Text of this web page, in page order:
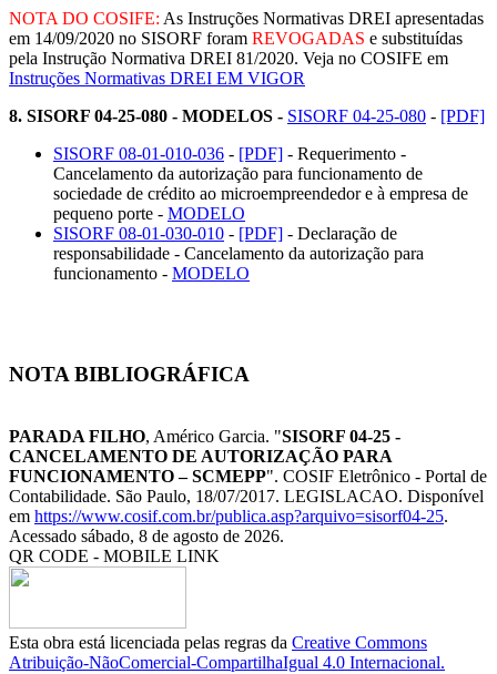
NOTA DO COSIFE: As Instruções Normativas DREI apresentadas
em 14/09/2020 no SISORF foram REVOGADAS e substituídas
pela Instrução Normativa DREI 81/2020. Veja no COSIFE em
Instruções Normativas DREI EM VIGOR
8. SISORF 04-25-080 - MODELOS - SISORF 04-25-080 - [PDF]
SISORF 08-01-010-036 - [PDF] - Requerimento -
Cancelamento da autorização para funcionamento de
sociedade de crédito ao microempreendedor e à empresa de
pequeno porte - MODELO
SISORF 08-01-030-010 - [PDF] - Declaração de
responsabilidade - Cancelamento da autorização para
funcionamento - MODELO
NOTA BIBLIOGRÁFICA
PARADA FILHO, Américo Garcia. "SISORF 04-25 -
CANCELAMENTO DE AUTORIZAÇÃO PARA
FUNCIONAMENTO – SCMEPP". COSIF Eletrônico - Portal de
Contabilidade. São Paulo, 18/07/2017. LEGISLACAO. Disponível
em https://www.cosif.com.br/publica.asp?arquivo=sisorf04-25.
Acessado sábado, 8 de agosto de 2026.
QR CODE - MOBILE LINK
Esta obra está licenciada pelas regras da Creative Commons
Atribuição-NãoComercial-CompartilhaIgual 4.0 Internacional.